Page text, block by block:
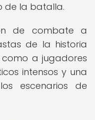
de la batalla.
de combate a
de la historia
a jugadores
intensos y una
escenarios de